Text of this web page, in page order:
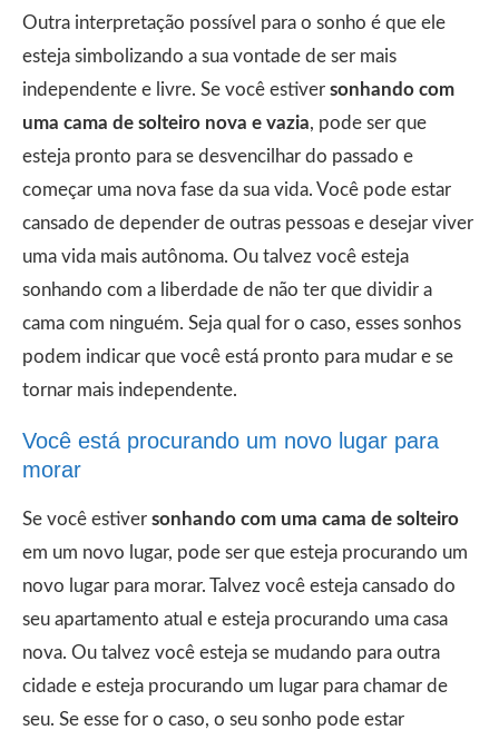
Outra interpretação possível para o sonho é que ele
esteja simbolizando a sua vontade de ser mais
independente e livre. Se você estiver sonhando com
uma cama de solteiro nova e vazia, pode ser que
esteja pronto para se desvencilhar do passado e
começar uma nova fase da sua vida. Você pode estar
cansado de depender de outras pessoas e desejar viver
uma vida mais autônoma. Ou talvez você esteja
sonhando com a liberdade de não ter que dividir a
cama com ninguém. Seja qual for o caso, esses sonhos
podem indicar que você está pronto para mudar e se
tornar mais independente.
Você está procurando um novo lugar para
morar
Se você estiver sonhando com uma cama de solteiro
em um novo lugar, pode ser que esteja procurando um
novo lugar para morar. Talvez você esteja cansado do
seu apartamento atual e esteja procurando uma casa
nova. Ou talvez você esteja se mudando para outra
cidade e esteja procurando um lugar para chamar de
seu. Se esse for o caso, o seu sonho pode estar